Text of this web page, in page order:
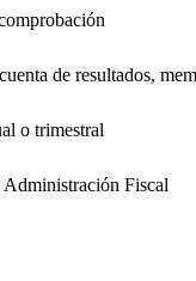
de resultados,
o trimestral
Administración Fiscal